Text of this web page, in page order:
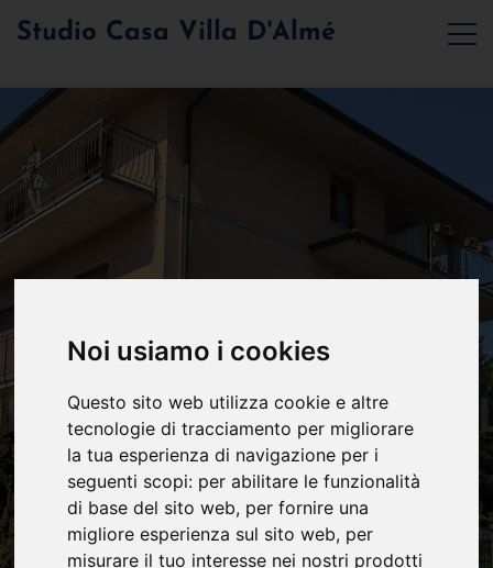
Noi usiamo i cookies
Questo sito web utilizza cookie e altre
tecnologie di tracciamento per migliorare
la tua esperienza di navigazione per i
seguenti scopi: per abilitare le funzionalità
di base del sito web, per fornire una
migliore esperienza sul sito web, per
misurare il tuo interesse nei nostri prodotti
Studio Casa Villa D'Almé